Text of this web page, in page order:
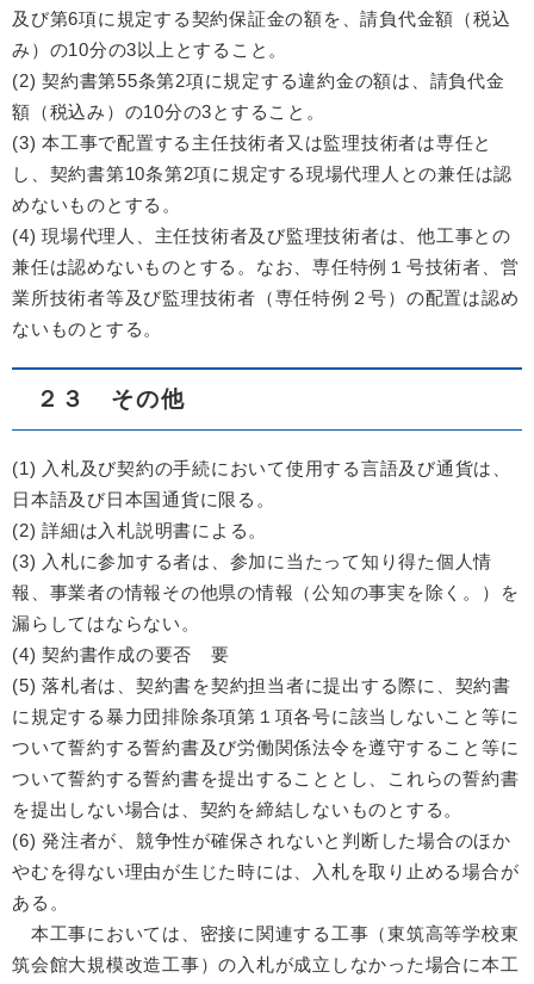
及び第6項に規定する契約保証金の額を、請負代金額（税込
み）の10分の3以上とすること。
(2) 契約書第55条第2項に規定する違約金の額は、請負代金
額（税込み）の10分の3とすること。
(3) 本工事で配置する主任技術者又は監理技術者は専任と
し、契約書第10条第2項に規定する現場代理人との兼任は認
めないものとする。
(4) 現場代理人、主任技術者及び監理技術者は、他工事との
兼任は認めないものとする。なお、専任特例１号技術者、営
業所技術者等及び監理技術者（専任特例２号）の配置は認め
ないものとする。
２３ その他
(1) 入札及び契約の手続において使用する言語及び通貨は、
日本語及び日本国通貨に限る。
(2) 詳細は入札説明書による。
(3) 入札に参加する者は、参加に当たって知り得た個人情
報、事業者の情報その他県の情報（公知の事実を除く。）を
漏らしてはならない。
(4) 契約書作成の要否 要
(5) 落札者は、契約書を契約担当者に提出する際に、契約書
に規定する暴力団排除条項第１項各号に該当しないこと等に
ついて誓約する誓約書及び労働関係法令を遵守すること等に
ついて誓約する誓約書を提出することとし、これらの誓約書
を提出しない場合は、契約を締結しないものとする。
(6) 発注者が、競争性が確保されないと判断した場合のほか
やむを得ない理由が生じた時には、入札を取り止める場合が
ある。
本工事においては、密接に関連する工事（東筑高等学校東
筑会館大規模改造工事）の入札が成立しなかった場合に本工